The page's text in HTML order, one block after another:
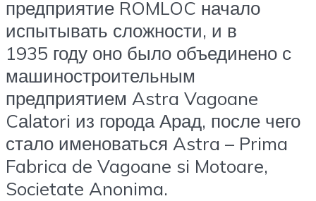
предприятие ROMLOC начало
испытывать сложности, и в
1935 году оно было объединено с
машиностроительным
предприятием Astra Vagoane
Cаlаtori из города Арад, после чего
стало именоваться Astra – Prima
Fabrica de Vagoane si Motoare,
Societate Anonima.